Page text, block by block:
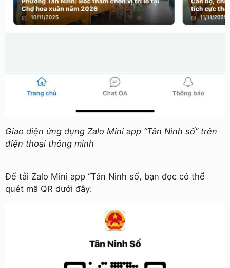
Giao diện ứng dụng Zalo Mini app “Tân Ninh số” trên
điện thoại thông minh
Để tải Zalo Mini app “Tân Ninh số, bạn đọc có thể
quét mã QR dưới đây: